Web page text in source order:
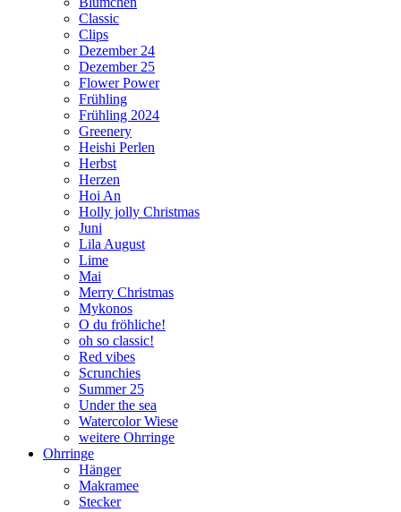
Classic
Clips
Dezember 24
Dezember 25
Flower Power
Frühling
Frühling 2024
Greenery
Heishi Perlen
Herbst
Herzen
Hoi An
Holly jolly Christmas
Juni
Lila August
Lime
Mai
Merry Christmas
Mykonos
O du fröhliche!
oh so classic!
Red vibes
Scrunchies
Summer 25
Under the sea
Watercolor Wiese
weitere Ohrringe
Ohrringe
Hänger
Makramee
Stecker